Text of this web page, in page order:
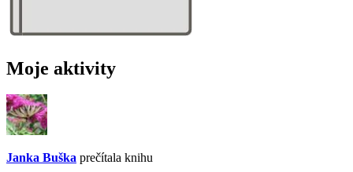
Moje aktivity
Janka Buška prečítala knihu